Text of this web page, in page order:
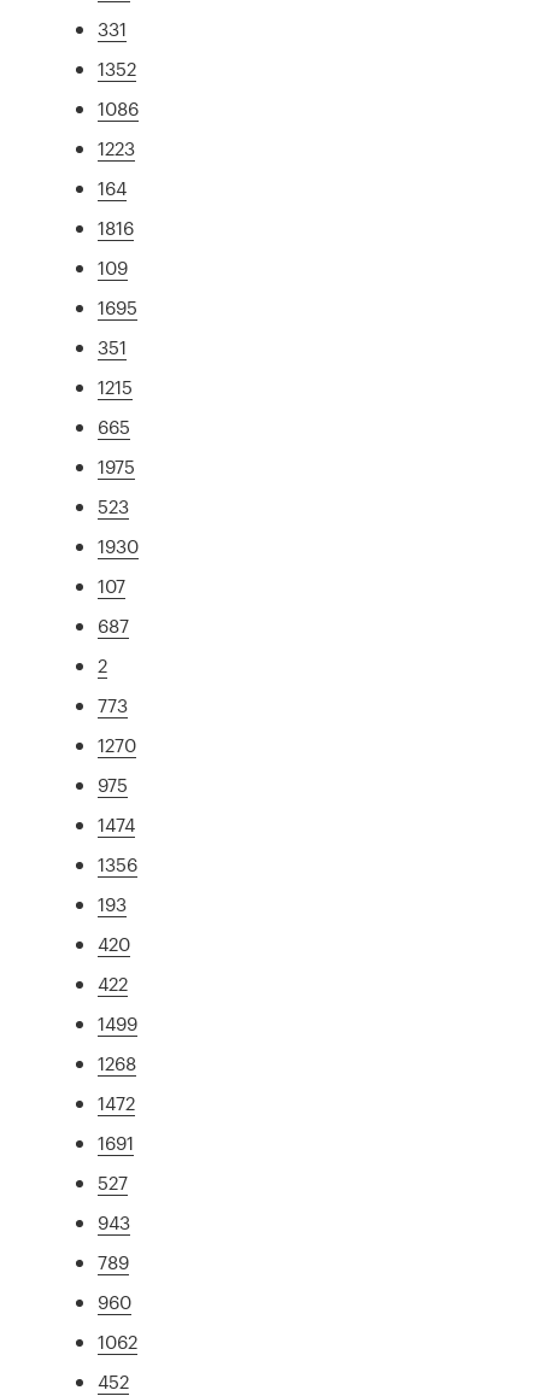
331
1352
1086
1223
164
1816
109
1695
351
1215
665
1975
523
1930
107
687
2
773
1270
975
1474
1356
193
420
422
1499
1268
1472
1691
527
943
789
960
1062
452